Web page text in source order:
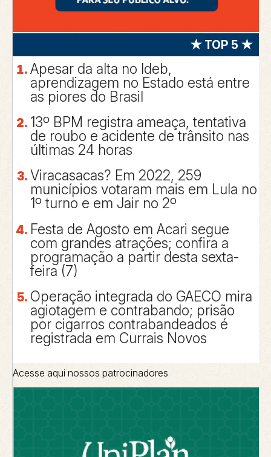
★ TOP 5 ★
Apesar da alta no Ideb,
aprendizagem no Estado está entre
as piores do Brasil
13º BPM registra ameaça, tentativa
de roubo e acidente de trânsito nas
últimas 24 horas
Viracasacas? Em 2022, 259
municípios votaram mais em Lula no
1º turno e em Jair no 2º
Festa de Agosto em Acari segue
com grandes atrações; confira a
programação a partir desta sexta-
feira (7)
Operação integrada do GAECO mira
agiotagem e contrabando; prisão
por cigarros contrabandeados é
registrada em Currais Novos
Acesse aqui nossos patrocinadores